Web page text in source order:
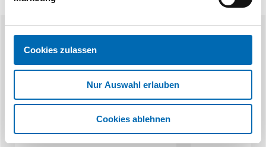
Cookies zulassen
Nur Auswahl erlauben
Cookies ablehnen